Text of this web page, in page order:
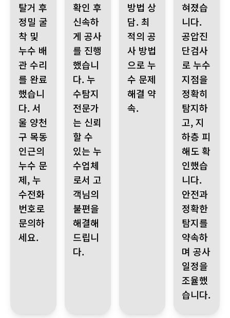
탈거 후
정밀 굴
착 및
누수 배
관 수리
를 완료
했습니
다. 서
울 양천
구 목동
인근의
누수 문
제, 누
수전화
번호로
문의하
세요.
확인 후
신속하
게 공사
를 진행
했습니
다. 누
수탐지
전문가
는 신뢰
할 수
있는 누
수업체
로서 고
객님의
불편을
해결해
드립니
다.
방법 상
담. 최
적의 공
사 방법
으로 누
수 문제
해결 약
속.
혀졌습
니다.
공압진
단검사
로 누수
지점을
정확히
탐지하
고, 지
하층 피
해도 확
인했습
니다.
안전과
정확한
탐지를
약속하
며 공사
일정을
조율했
습니다.